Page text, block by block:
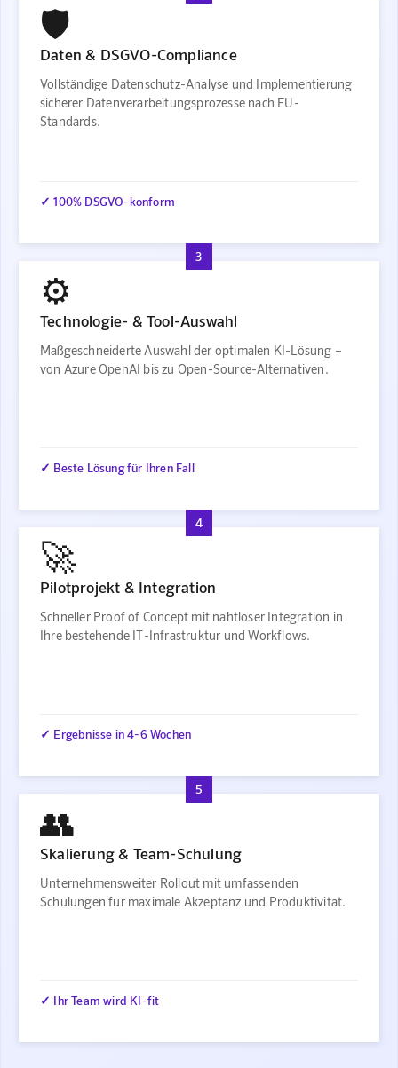
🛡️
Daten & DSGVO-Compliance
Vollständige Datenschutz-Analyse und Implementierung
sicherer Datenverarbeitungsprozesse nach EU-
Standards.
✓ 100% DSGVO-konform
3
⚙️
Technologie- & Tool-Auswahl
Maßgeschneiderte Auswahl der optimalen KI-Lösung –
von Azure OpenAI bis zu Open-Source-Alternativen.
✓ Beste Lösung für Ihren Fall
4
🚀
Pilotprojekt & Integration
Schneller Proof of Concept mit nahtloser Integration in
Ihre bestehende IT-Infrastruktur und Workflows.
✓ Ergebnisse in 4-6 Wochen
5
👥
Skalierung & Team-Schulung
Unternehmensweiter Rollout mit umfassenden
Schulungen für maximale Akzeptanz und Produktivität.
✓ Ihr Team wird KI-fit